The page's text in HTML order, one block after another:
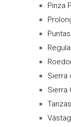
Pinza
Sierra
Sierra
Tanzas